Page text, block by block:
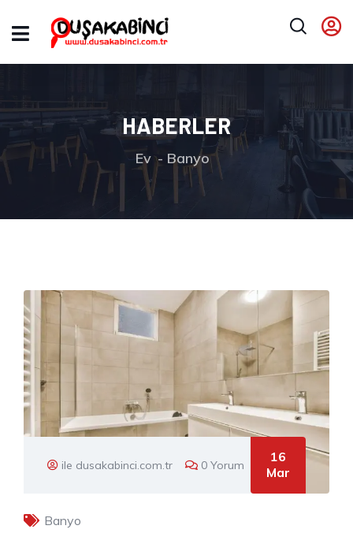
HABERLER
Ev Banyo
ile dusakabinci.com.tr 0 Yorum
16
Mar
Banyo